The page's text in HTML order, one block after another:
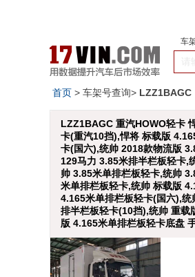
车
首页 > 车架号查询> LZZ1BAGC
LZZ1BAGC 重汽HOWO轻卡
卡(重汽10挡),悍将 标载版
卡(国六),统帅 2018款物流版
129马力 3.85米排半栏板轻卡,
帅 3.85米单排栏板轻卡,统帅
米单排栏板轻卡,统帅 标载版
4.165米单排栏板轻卡(国六),
排半栏板轻卡(10挡),统帅 重载
版 4.165米单排栏板轻卡底盘